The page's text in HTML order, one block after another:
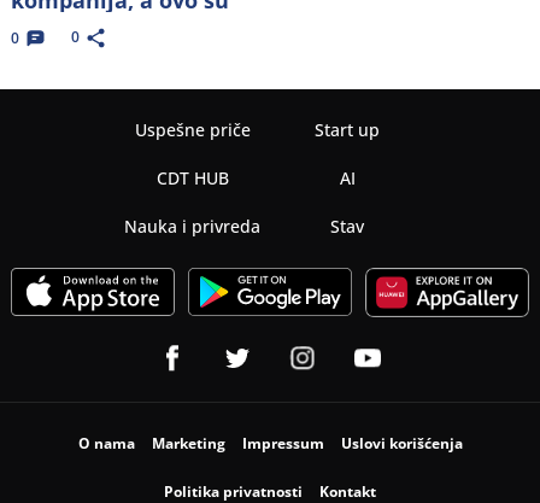
teme
0 0
Uspešne priče
CDT HUB
Nauka i privreda
Start up
AI
Stav
O nama Marketing Impressum Uslovi korišćenja
Politika privatnosti Kontakt